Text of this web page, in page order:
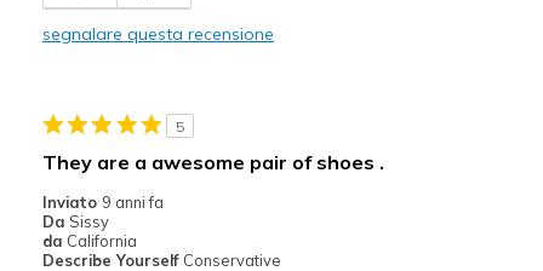
Migliori Utilizzi:
Casual Wear
Sizing
Feels true to size
View On Shoes
segnalare questa recensione
5
They are a awesome pair of shoes .
Inviato 9 anni fa
Da Sissy
da California
Describe Yourself Conservative